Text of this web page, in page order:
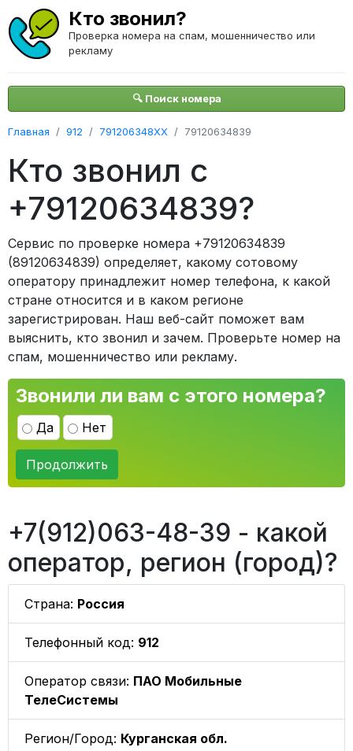
Кто звонил?
Проверка номера на спам, мошенничество или
рекламу
🔍 Поиск номера
Главная 912 791206348XX 79120634839
Кто звонил с
+79120634839?
Сервис по проверке номера +79120634839
(89120634839) определяет, какому сотовому
оператору принадлежит номер телефона, к какой
стране относится и в каком регионе
зарегистрирован. Наш веб-сайт поможет вам
выяснить, кто звонил и зачем. Проверьте номер на
спам, мошенничество или рекламу.
Звонили ли вам с этого номера?
Да Нет
Продолжить
+7(912)063-48-39 - какой
оператор, регион (город)?
Страна: Россия
Телефонный код: 912
Оператор связи: ПАО Мобильные
ТелеСистемы
Регион/Город: Курганская обл.